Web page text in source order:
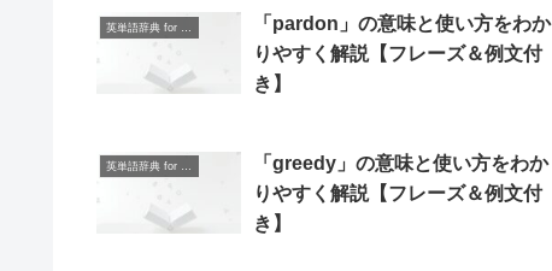
「pardon」の意味と使い方をわか
りやすく解説【フレーズ＆例文付
き】
英単語辞典 for Beginners
「greedy」の意味と使い方をわか
りやすく解説【フレーズ＆例文付
き】